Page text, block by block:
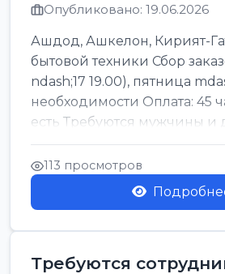
Опубликовано: 19.06.2026
Ашдод, Ашкелон, Кирият-
бытовой техники Сбор
ndash;17 19.00), пятница
необходимости Оплата: 45
есть Требуются мужчины и
Только официальн...
113 просмотров
Требуются